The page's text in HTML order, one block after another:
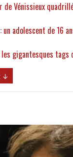
de Vénissieux
un adolescent de 16
les gigantesques
↓